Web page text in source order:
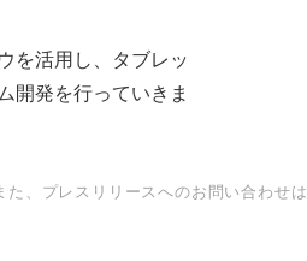
を活用し、タブレッ
開発を行っていきま
、プレスリリースへのお問い合わせは